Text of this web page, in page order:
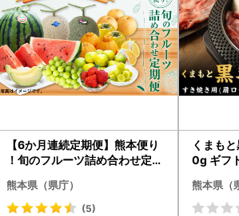
上げます。
住所変更が必要な場合は、発送前であれば
【6か月連続定期便】熊本便り
！旬のフルーツ詰め合わせ定期
いちご 柑橘 みかん メロン すい
か シャインマスカット 梨 熊本
熊本県（県庁）
(5)
くまも
0g ギフ
熊本県（